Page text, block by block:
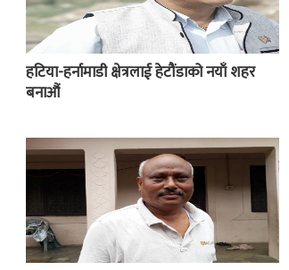
हटिया-हर्नामाडी क्षेत्रलाई हेटौंडाको नयाँ शहर
बनाऔं